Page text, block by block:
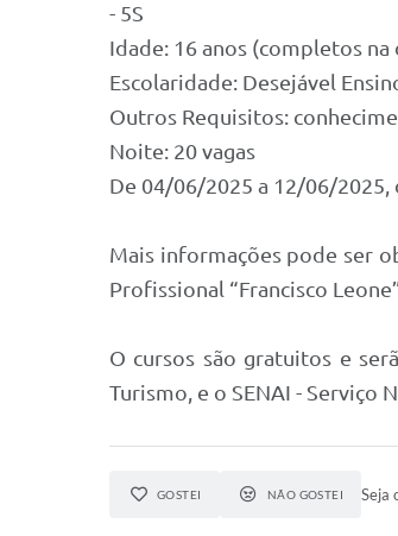
- 5S
Idade: 16 anos (completos na
Escolaridade: Desejável
Outros Requisitos:
Noite: 20 vagas
De 04/06/2025 a 12/06/2025,
Mais informações pode ser
Profissional “Francisco
O cursos são gratuitos e
Turismo, e o SENAI - Serviço
GOSTEI NÃO GOSTEI Seja